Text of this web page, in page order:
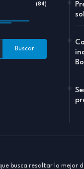
(84)
busca resaltar lo mejor